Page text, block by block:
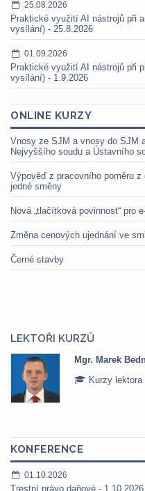
25.08.2026
Praktické využití AI nástrojů při
vysílání) - 25.8.2026
01.09.2026
Praktické využití AI nástrojů při
vysílání) - 1.9.2026
ONLINE KURZY
Vnosy ze SJM a vnosy do SJM
Nejvyššího soudu a Ústavního
Výpověď z pracovního poměru
jedné směny
Nová „tlačítková povinnost“ pro
Změna cenových ujednání ve
Černé stavby
LEKTOŘI KURZŮ
Mgr. Marek
Kurzy lektora
KONFERENCE
01.10.2026
Trestní právo daňové - 1.10.2026